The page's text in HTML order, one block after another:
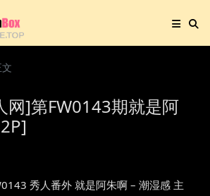
网]第FW0143期就是阿
秀人番外 就是阿朱啊 – 潮湿感 主